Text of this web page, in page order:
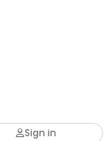
Sign in